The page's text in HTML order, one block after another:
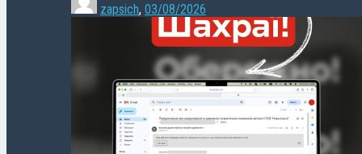
zapsich, 03/08/2026